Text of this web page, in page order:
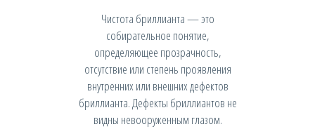
Чистота бриллианта — это
собирательное понятие,
определяющее прозрачность,
отсутствие или степень проявления
внутренних или внешних дефектов
бриллианта. Дефекты бриллиантов не
видны невооруженным глазом.